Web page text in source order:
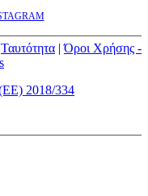
Ταυτότητα |Όροι Χρήσης -
2018/334